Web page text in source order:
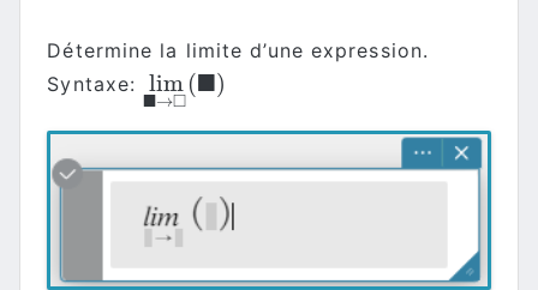
Détermine la limite d’une expression.
Syntaxe:
lim
■→□
(■)
lim■ →□